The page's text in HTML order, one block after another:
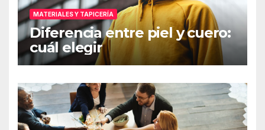
MATERIALES Y TAPICERÍA
Diferencia entre piel y cuero:
cuál elegir